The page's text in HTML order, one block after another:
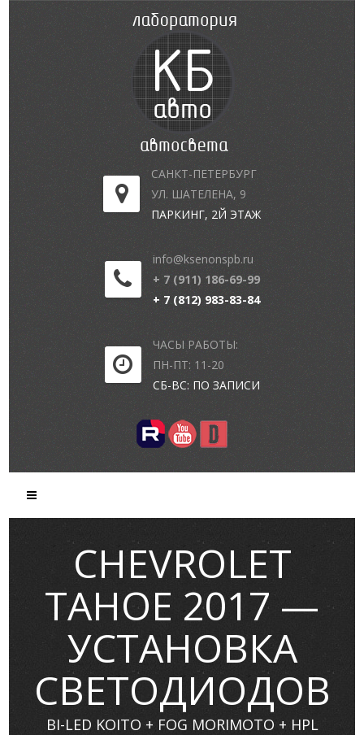
САНКТ-ПЕТЕРБУРГ
УЛ. ШАТЕЛЕНА, 9
ПАРКИНГ, 2Й ЭТАЖ
info@ksenonspb.ru
+ 7 (911) 186-69-99
+ 7 (812) 983-83-84
ЧАСЫ РАБОТЫ:
ПН-ПТ: 11-20
СБ-ВС: ПО ЗАПИСИ
CHEVROLET
TAHOE 2017 —
УСТАНОВКА
СВЕТОДИОДОВ
BI-LED KOITO + FOG MORIMOTO + HPL